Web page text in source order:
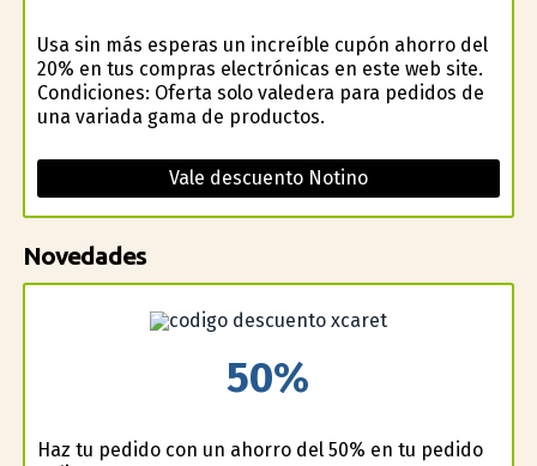
Usa sin más esperas un increíble cupón ahorro del
20% en tus compras electrónicas en este web site.
Condiciones: Oferta solo valedera para pedidos de
una variada gama de productos.
Vale descuento Notino
Novedades
50%
Haz tu pedido con un ahorro del 50% en tu pedido